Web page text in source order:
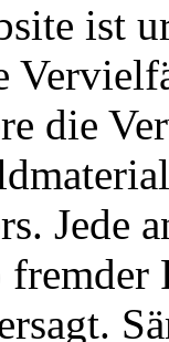
ist
die
Jede